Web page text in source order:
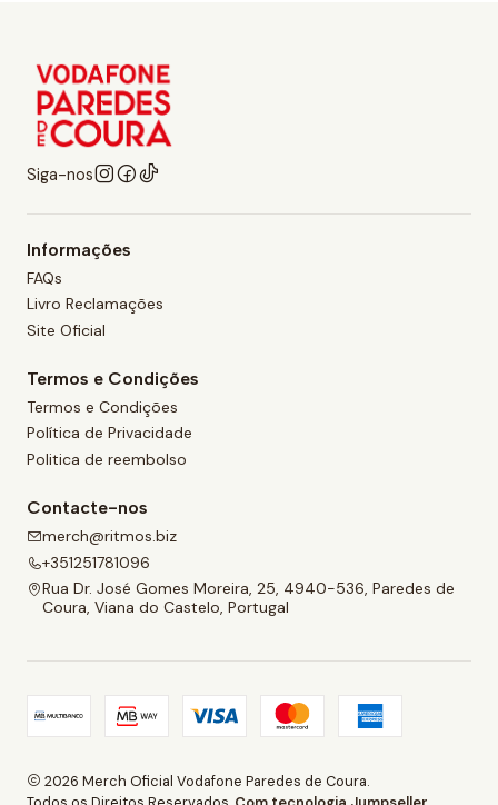
Siga-nos
Informações
FAQs
Livro Reclamações
Site Oficial
Termos e Condições
Termos e Condições
Política de Privacidade
Politica de reembolso
Contacte-nos
merch@ritmos.biz
+351251781096
Rua Dr. José Gomes Moreira, 25, 4940-536, Paredes de
Coura, Viana do Castelo, Portugal
2026 Merch Oficial Vodafone Paredes de Coura.